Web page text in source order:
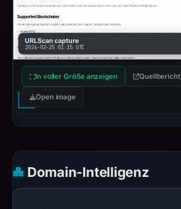
URLScan capture
2026-02-25 01:15 UTC
In voller Größe anzeigen Quellbericht
Open image
Domain-Intelligenz